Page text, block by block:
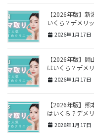
【2026年版】
いくら？デメリ
2026年1月17日
【2026年版】
はいくら？デメ
2026年1月17日
【2026年版】
はいくら？デメ
2026年1月17日